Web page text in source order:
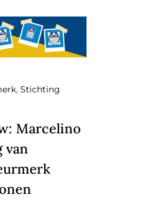
, Stichting
Marcelino
van